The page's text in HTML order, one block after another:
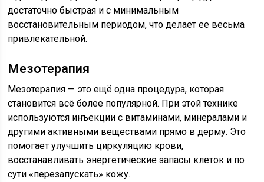
достаточно быстрая и с минимальным
восстановительным периодом, что делает ее весьма
привлекательной.
Мезотерапия
Мезотерапия — это ещё одна процедура, которая
становится всё более популярной. При этой технике
используются инъекции с витаминами, минералами и
другими активными веществами прямо в дерму. Это
помогает улучшить циркуляцию крови,
восстанавливать энергетические запасы клеток и по
сути «перезапускать» кожу.